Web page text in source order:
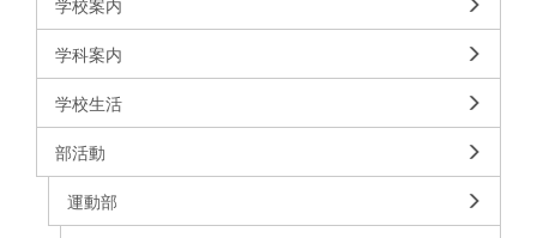
学校案内
学科案内
学校生活
部活動
運動部